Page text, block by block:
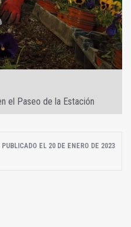
el Paseo de la Estación
PUBLICADO EL 20 DE ENERO DE 2023